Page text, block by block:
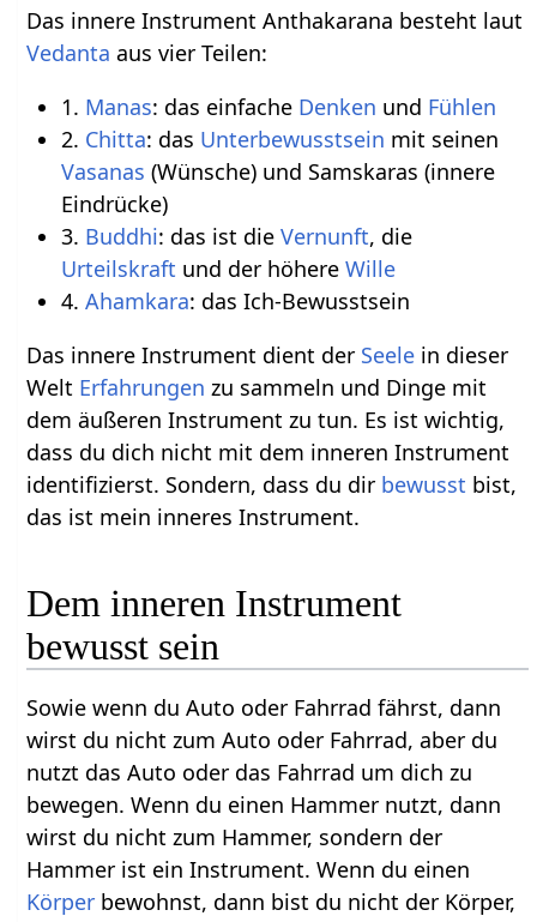
Das innere Instrument Anthakarana besteht laut
Vedanta aus vier Teilen:
1. Manas: das einfache Denken und Fühlen
2. Chitta: das Unterbewusstsein mit seinen
Vasanas (Wünsche) und Samskaras (innere
Eindrücke)
3. Buddhi: das ist die Vernunft, die
Urteilskraft und der höhere Wille
4. Ahamkara: das Ich-Bewusstsein
Das innere Instrument dient der Seele in dieser
Welt Erfahrungen zu sammeln und Dinge mit
dem äußeren Instrument zu tun. Es ist wichtig,
dass du dich nicht mit dem inneren Instrument
identifizierst. Sondern, dass du dir bewusst bist,
das ist mein inneres Instrument.
Dem inneren Instrument
bewusst sein
Sowie wenn du Auto oder Fahrrad fährst, dann
wirst du nicht zum Auto oder Fahrrad, aber du
nutzt das Auto oder das Fahrrad um dich zu
bewegen. Wenn du einen Hammer nutzt, dann
wirst du nicht zum Hammer, sondern der
Hammer ist ein Instrument. Wenn du einen
Körper bewohnst, dann bist du nicht der Körper,